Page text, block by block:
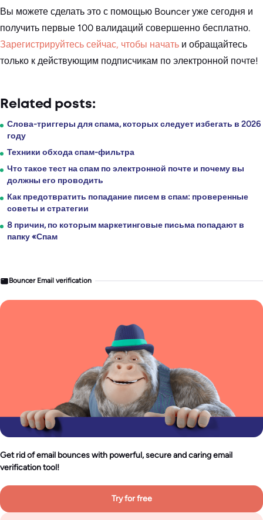
Вы можете сделать это с помощью Bouncer уже сегодня и
получить первые 100 валидаций совершенно бесплатно.
Зарегистрируйтесь сейчас, чтобы начать и обращайтесь
только к действующим подписчикам по электронной почте!
Related posts:
Слова-триггеры для спама, которых следует избегать в 2026
году
Техники обхода спам-фильтра
Что такое тест на спам по электронной почте и почему вы
должны его проводить
Как предотвратить попадание писем в спам: проверенные
советы и стратегии
8 причин, по которым маркетинговые письма попадают в
папку «Спам
Bouncer Email verification
Get rid of email bounces with powerful, secure and caring email
verification tool!
Try for free